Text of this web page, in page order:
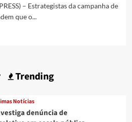
– Estrategistas da campanha de
que o...
Trending
Notícias
denúncia de